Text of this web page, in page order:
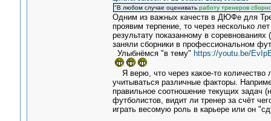
"В любом случае оцениватьработу тренеров
Одним из важных качеств в ДЮФе для
проявим терпение, то через несколько
результату показанному в
заняли сборники в профессиональном
Улыбнёмся "в тему" https://youtu.be/
Я верю, что через какое-то количество
учитываться различные факторы.
правильное соотношение текущих задач
футболистов, видит ли тренер за счёт
играть весомую роль в карьере или он